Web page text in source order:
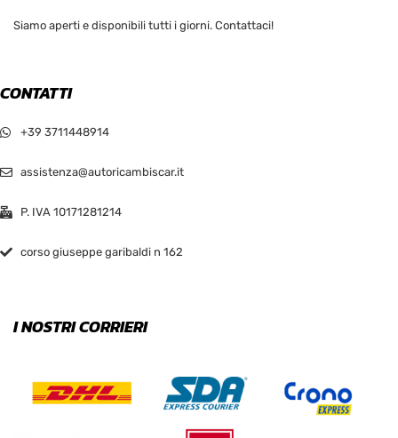
Siamo aperti e disponibili tutti i giorni. Contattaci!
CONTATTI
+39 3711448914
assistenza@autoricambiscar.it
P. IVA 10171281214
corso giuseppe garibaldi n 162
I NOSTRI CORRIERI